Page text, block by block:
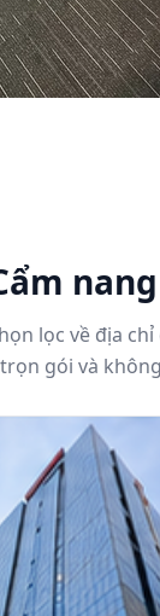
nang
lọc về địa
gói và